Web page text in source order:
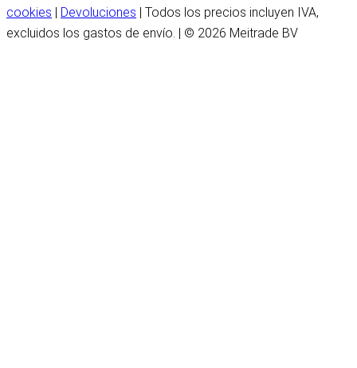
cookies
Devoluciones | Todos los precios incluyen IVA,
excluidos los gastos de envío. | © 2026 Meitrade BV